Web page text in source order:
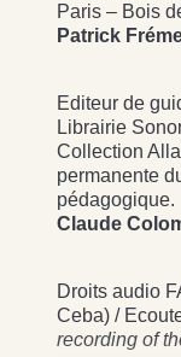
Paris – Bois
Patrick
Editeur de
Librairie
Collection
permanente
pédagogique.
Claude
Droits audio
Ceba) /
recording of